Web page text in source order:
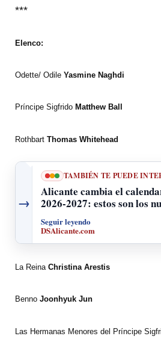
***
Elenco:
Odette/ Odile Yasmine Naghdi
Príncipe Sigfrido Matthew Ball
Rothbart Thomas Whitehead
→
TAMBIÉN TE PUEDE
Alicante cambia el
2026-2027: estos son los
Seguir leyendo
DSAlicante.com
La Reina Christina Arestis
Benno Joonhyuk Jun
Las Hermanas Menores del Príncipe